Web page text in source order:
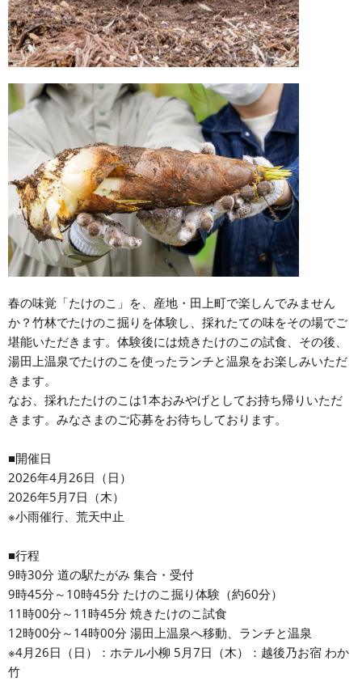
春の味覚「たけのこ」を、産地・田上町で楽しんでみません
か？竹林でたけのこ掘りを体験し、採れたての味をその場でご
堪能いただきます。体験後には焼きたけのこの試食、その後、
湯田上温泉でたけのこを使ったランチと温泉をお楽しみいただ
きます。
なお、採れたたけのこは1本おみやげとしてお持ち帰りいただ
きます。みなさまのご応募をお待ちしております。
■開催日
2026年4月26日（日）
2026年5月7日（木）
※小雨催行、荒天中止
■行程
9時30分 道の駅たがみ 集合・受付
9時45分～10時45分 たけのこ掘り体験（約60分）
11時00分～11時45分 焼きたけのこ試食
12時00分～14時00分 湯田上温泉へ移動、ランチと温泉
※4月26日（日）：ホテル小柳 5月7日（木）：越後乃お宿 わか
竹